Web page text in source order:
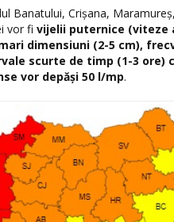
Banatului, Crișana,
vor fi vijelii puternice (viteze
dimensiuni (2-5 cm),
scurte de timp (1-3 ore)
vor depăși 50 l/mp.